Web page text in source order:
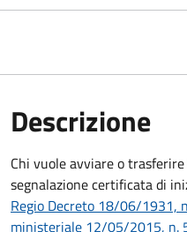
Descrizione
Chi vuole avviare o
segnalazione certificata di
Regio Decreto 18/06/1931,
ministeriale 12/05/2015,